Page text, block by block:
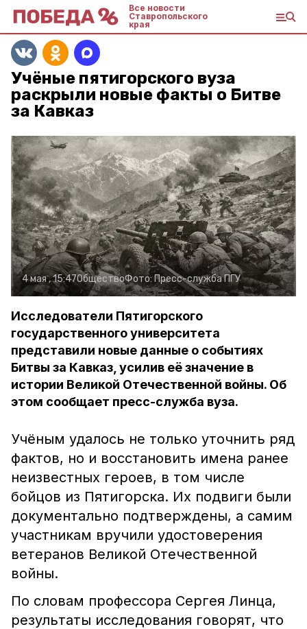
Все новости
Ставропольского
края
Учёные пятигорского вуза
раскрыли новые факты о Битве
за Кавказ
4 мая , 15:47ОбществоФото: Пресс-служба ПГУ
Исследователи Пятигорского
государственного университета
представили новые данные о событиях
Битвы за Кавказ, усилив её значение в
истории Великой Отечественной войны. Об
этом сообщает пресс-служба вуза.
Учёным удалось не только уточнить ряд
фактов, но и восстановить имена ранее
неизвестных героев, в том числе
бойцов из Пятигорска. Их подвиги были
документально подтверждены, а самим
участникам вручили удостоверения
ветеранов Великой Отечественной
войны.
По словам профессора Сергея Линца,
результаты исследования говорят, что